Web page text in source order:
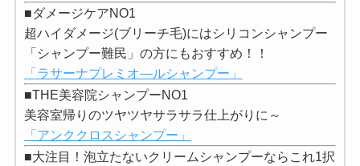
■ダメージケアNO1
超ハイダメージ(ブリーチ毛)にはシリコンシャンプー
「シャンプー難民」の方にもおすすめ！！
「ラサーナプレミオ―ルシャンプー」
■THE美容院シャンプーNO1
美容室帰りのツヤツヤサラサラ仕上がりに～
「アンククロスシャンプー」
■大注目！泡立たないクリームシャンプーならこれ1択